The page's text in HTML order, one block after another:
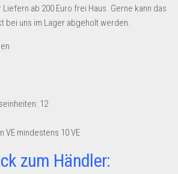
ab 200 Euro frei Haus. Gerne kann das
bei uns im Lager abgeholt werden.
12
VE mindestens 10 VE
zum Händler: